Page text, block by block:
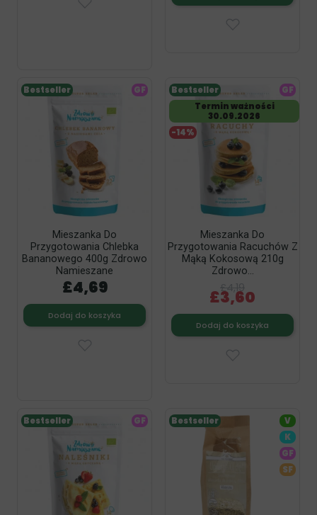
Mieszanka Do
Przygotowania Chlebka
Bananowego 400g Zdrowo
Namieszane
£4,69
Dodaj do koszyka
Bestseller GF
Mieszanka Do
Przygotowania Racuchów Z
Mąką Kokosową 210g
Zdrowo...
£4,19
£3,60
Dodaj do koszyka
-14%
Bestseller
Termin ważności
30.09.2026
GF
Bestseller GF Bestseller
V
K
GF
SF